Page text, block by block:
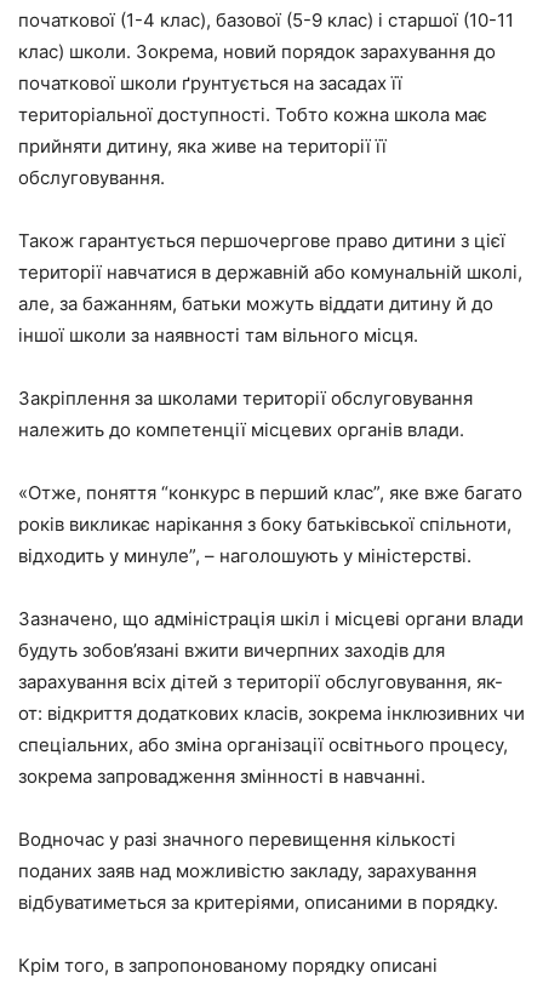
початкової (1-4 клас), базової (5-9 клас) і старшої (10-11
клас) школи. Зокрема, новий порядок зарахування до
початкової школи ґрунтується на засадах її
територіальної доступності. Тобто кожна школа має
прийняти дитину, яка живе на території її
обслуговування.
Також гарантується першочергове право дитини з цієї
території навчатися в державній або комунальній школі,
але, за бажанням, батьки можуть віддати дитину й до
іншої школи за наявності там вільного місця.
Закріплення за школами території обслуговування
належить до компетенції місцевих органів влади.
«Отже, поняття “конкурс в перший клас”, яке вже багато
років викликає нарікання з боку батьківської спільноти,
відходить у минуле”, – наголошують у міністерстві.
Зазначено, що адміністрація шкіл і місцеві органи влади
будуть зобов’язані вжити вичерпних заходів для
зарахування всіх дітей з території обслуговування, як-
от: відкриття додаткових класів, зокрема інклюзивних чи
спеціальних, або зміна організації освітнього процесу,
зокрема запровадження змінності в навчанні.
Водночас у разі значного перевищення кількості
поданих заяв над можливістю закладу, зарахування
відбуватиметься за критеріями, описаними в порядку.
Крім того, в запропонованому порядку описані